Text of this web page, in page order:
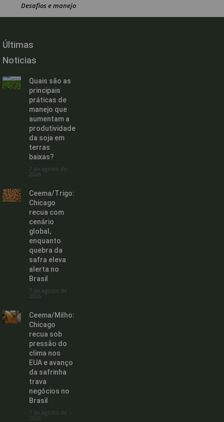
Desafios e manejo
Últimas
Noticias
Quais são as
principais
práticas de
manejo que
aumentam a
produtividade
da soja em
terras
baixas?
7 de agosto de
2026
Ceema/Trigo:
Chicago
recua com
cenário
global,
enquanto
quebra da
safra eleva
alerta no
Brasil
7 de agosto de
2026
Ceema/Milho:
Chicago
recua sob
pressão do
clima nos
EUA e avanço
da safrinha
trava
negócios no
Brasil
7 de agosto de
2026